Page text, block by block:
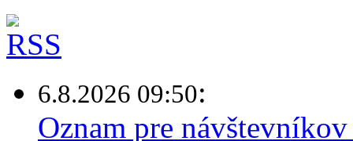
6.8.2026 09:50:
Oznam pre